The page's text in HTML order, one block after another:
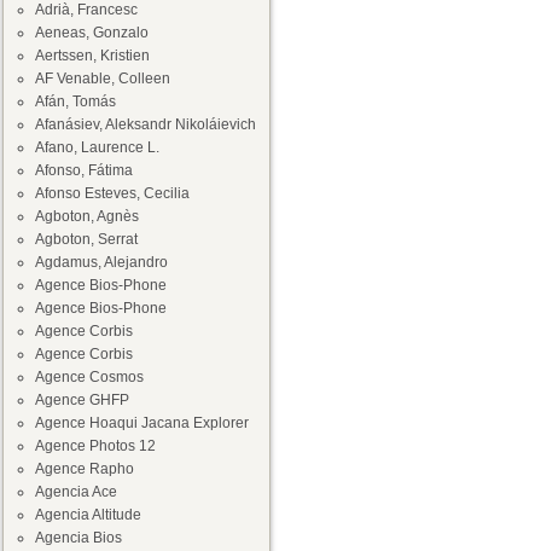
Adrià, Francesc
Aeneas, Gonzalo
Aertssen, Kristien
AF Venable, Colleen
Afán, Tomás
Afanásiev, Aleksandr Nikoláievich
Afano, Laurence L.
Afonso, Fátima
Afonso Esteves, Cecilia
Agboton, Agnès
Agboton, Serrat
Agdamus, Alejandro
Agence Bios-Phone
Agence Bios-Phone
Agence Corbis
Agence Corbis
Agence Cosmos
Agence GHFP
Agence Hoaqui Jacana Explorer
Agence Photos 12
Agence Rapho
Agencia Ace
Agencia Altitude
Agencia Bios